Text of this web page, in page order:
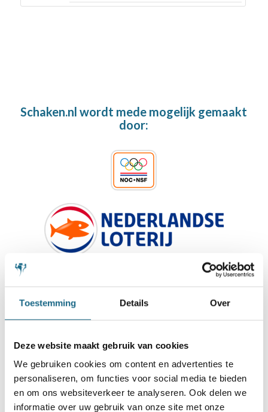
Toestemming Details Over
Deze website maakt gebruik van cookies
We gebruiken cookies om content en advertenties te
personaliseren, om functies voor social media te bieden
en om ons websiteverkeer te analyseren. Ook delen we
informatie over uw gebruik van onze site met onze
Schaken.nl wordt mede mogelijk gemaakt
door: